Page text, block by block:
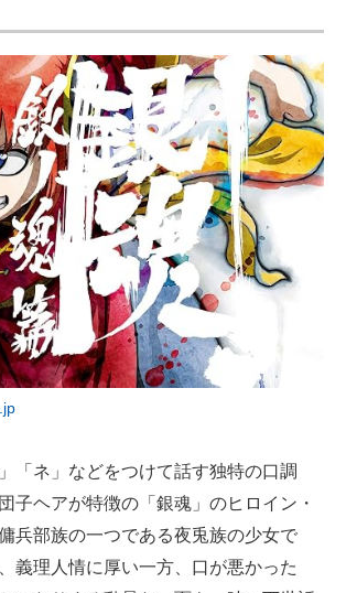
「ネ」などをつけて話す独特の口調
子ヘアが特徴の「銀魂」のヒロイン・
兵部族の一つである夜兎族の少女で
義理人情に厚い一方、口が悪かった